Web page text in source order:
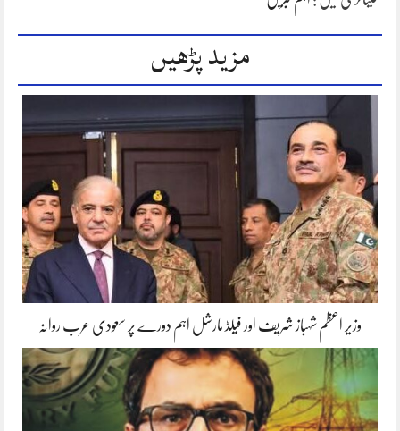
مزید پڑھیں
وزیر اعظم شہباز شریف اور فیلڈ مارشل اہم دورے پر سعودی عرب روانہ